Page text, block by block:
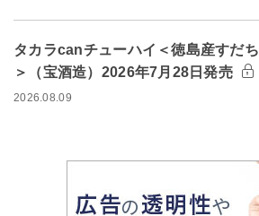
タカラcanチューハイ＜徳島産すだち
＞（宝酒造）2026年7月28日発売
2026.08.09